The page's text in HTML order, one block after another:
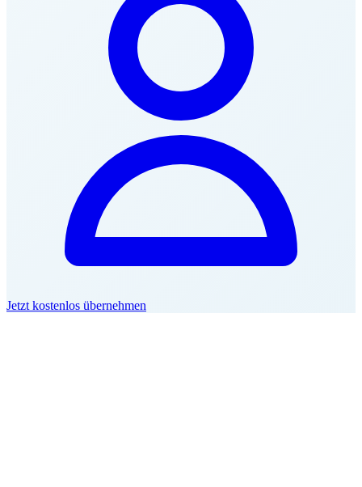
Jetzt kostenlos übernehmen